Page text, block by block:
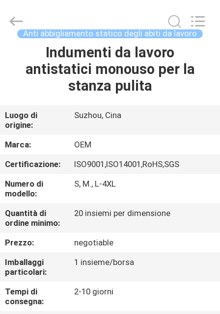
CIRCA
NOI
GIRO
DELLA
FABBRICA
CONTROLLO
DI
QUALITÀ
CONTATTICI
Clean
Technology
Anti abbigliamento statico degli abiti da lavoro
Indumenti da lavoro
antistatici monouso per la
stanza pulita
Luogo di
origine:
Suzhou, Cina
Marca:
OEM
Certificazione:
ISO9001,ISO14001,RoHS,SGS
Numero di
modello:
S, M., L-4XL
Quantità di
ordine minimo:
20 insiemi per dimensione
Prezzo:
negotiable
Imballaggi
particolari:
1 insieme/borsa
Tempi di
consegna:
2-10 giorni